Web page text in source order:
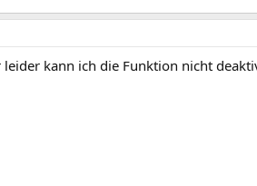
kann ich die Funktion nicht